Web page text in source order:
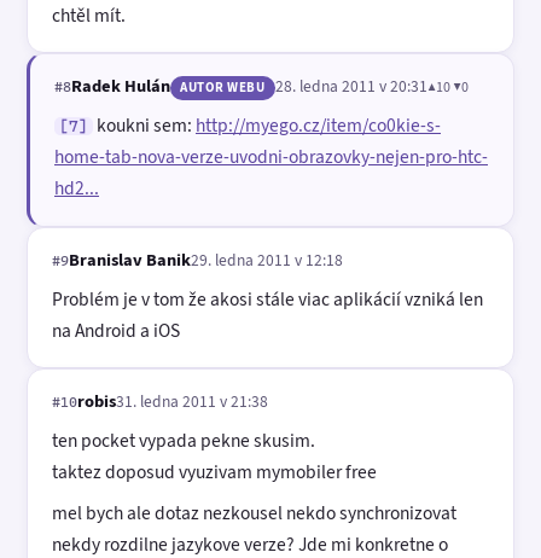
chtěl mít.
#8Radek Hulán AUTOR WEBU 28. ledna 2011 v 20:31▲10 ▼0
[7] koukni sem: http://myego.cz/item/co0kie-s-
home-tab-nova-verze-uvodni-obrazovky-nejen-pro-htc-
hd2...
#9Branislav Banik29. ledna 2011 v 12:18
Problém je v tom že akosi stále viac aplikácií vzniká len
na Android a iOS
#10robis31. ledna 2011 v 21:38
ten pocket vypada pekne skusim.
taktez doposud vyuzivam mymobiler free
mel bych ale dotaz nezkousel nekdo synchronizovat
nekdy rozdilne jazykove verze? Jde mi konkretne o